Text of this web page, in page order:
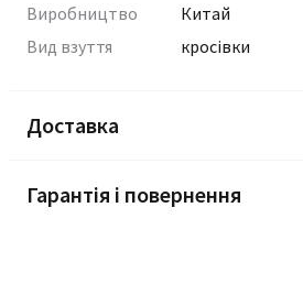
Виробництво
Китай
Вид взуття
кросівки
Доставка
Гарантія і повернення